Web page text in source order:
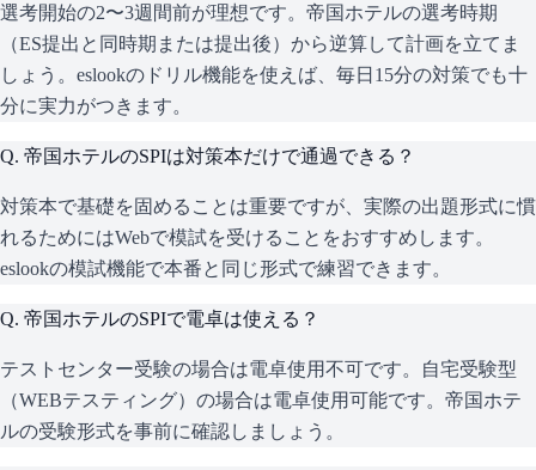
選考開始の2〜3週間前が理想です。帝国ホテルの選考時期
（ES提出と同時期または提出後）から逆算して計画を立てま
しょう。eslookのドリル機能を使えば、毎日15分の対策でも十
分に実力がつきます。
Q. 帝国ホテルのSPIは対策本だけで通過できる？
対策本で基礎を固めることは重要ですが、実際の出題形式に慣
れるためにはWebで模試を受けることをおすすめします。
eslookの模試機能で本番と同じ形式で練習できます。
Q. 帝国ホテルのSPIで電卓は使える？
テストセンター受験の場合は電卓使用不可です。自宅受験型
（WEBテスティング）の場合は電卓使用可能です。帝国ホテ
ルの受験形式を事前に確認しましょう。